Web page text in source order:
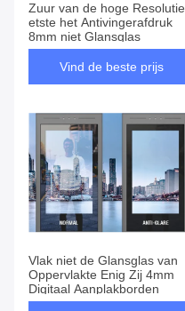
Zuur van de hoge Resolutie
etste het Antivingerafdruk
8mm niet Glansglas
Vind de beste prijs
Vlak niet de Glansglas van
Oppervlakte Enig Zij 4mm
Digitaal Aanplakborden